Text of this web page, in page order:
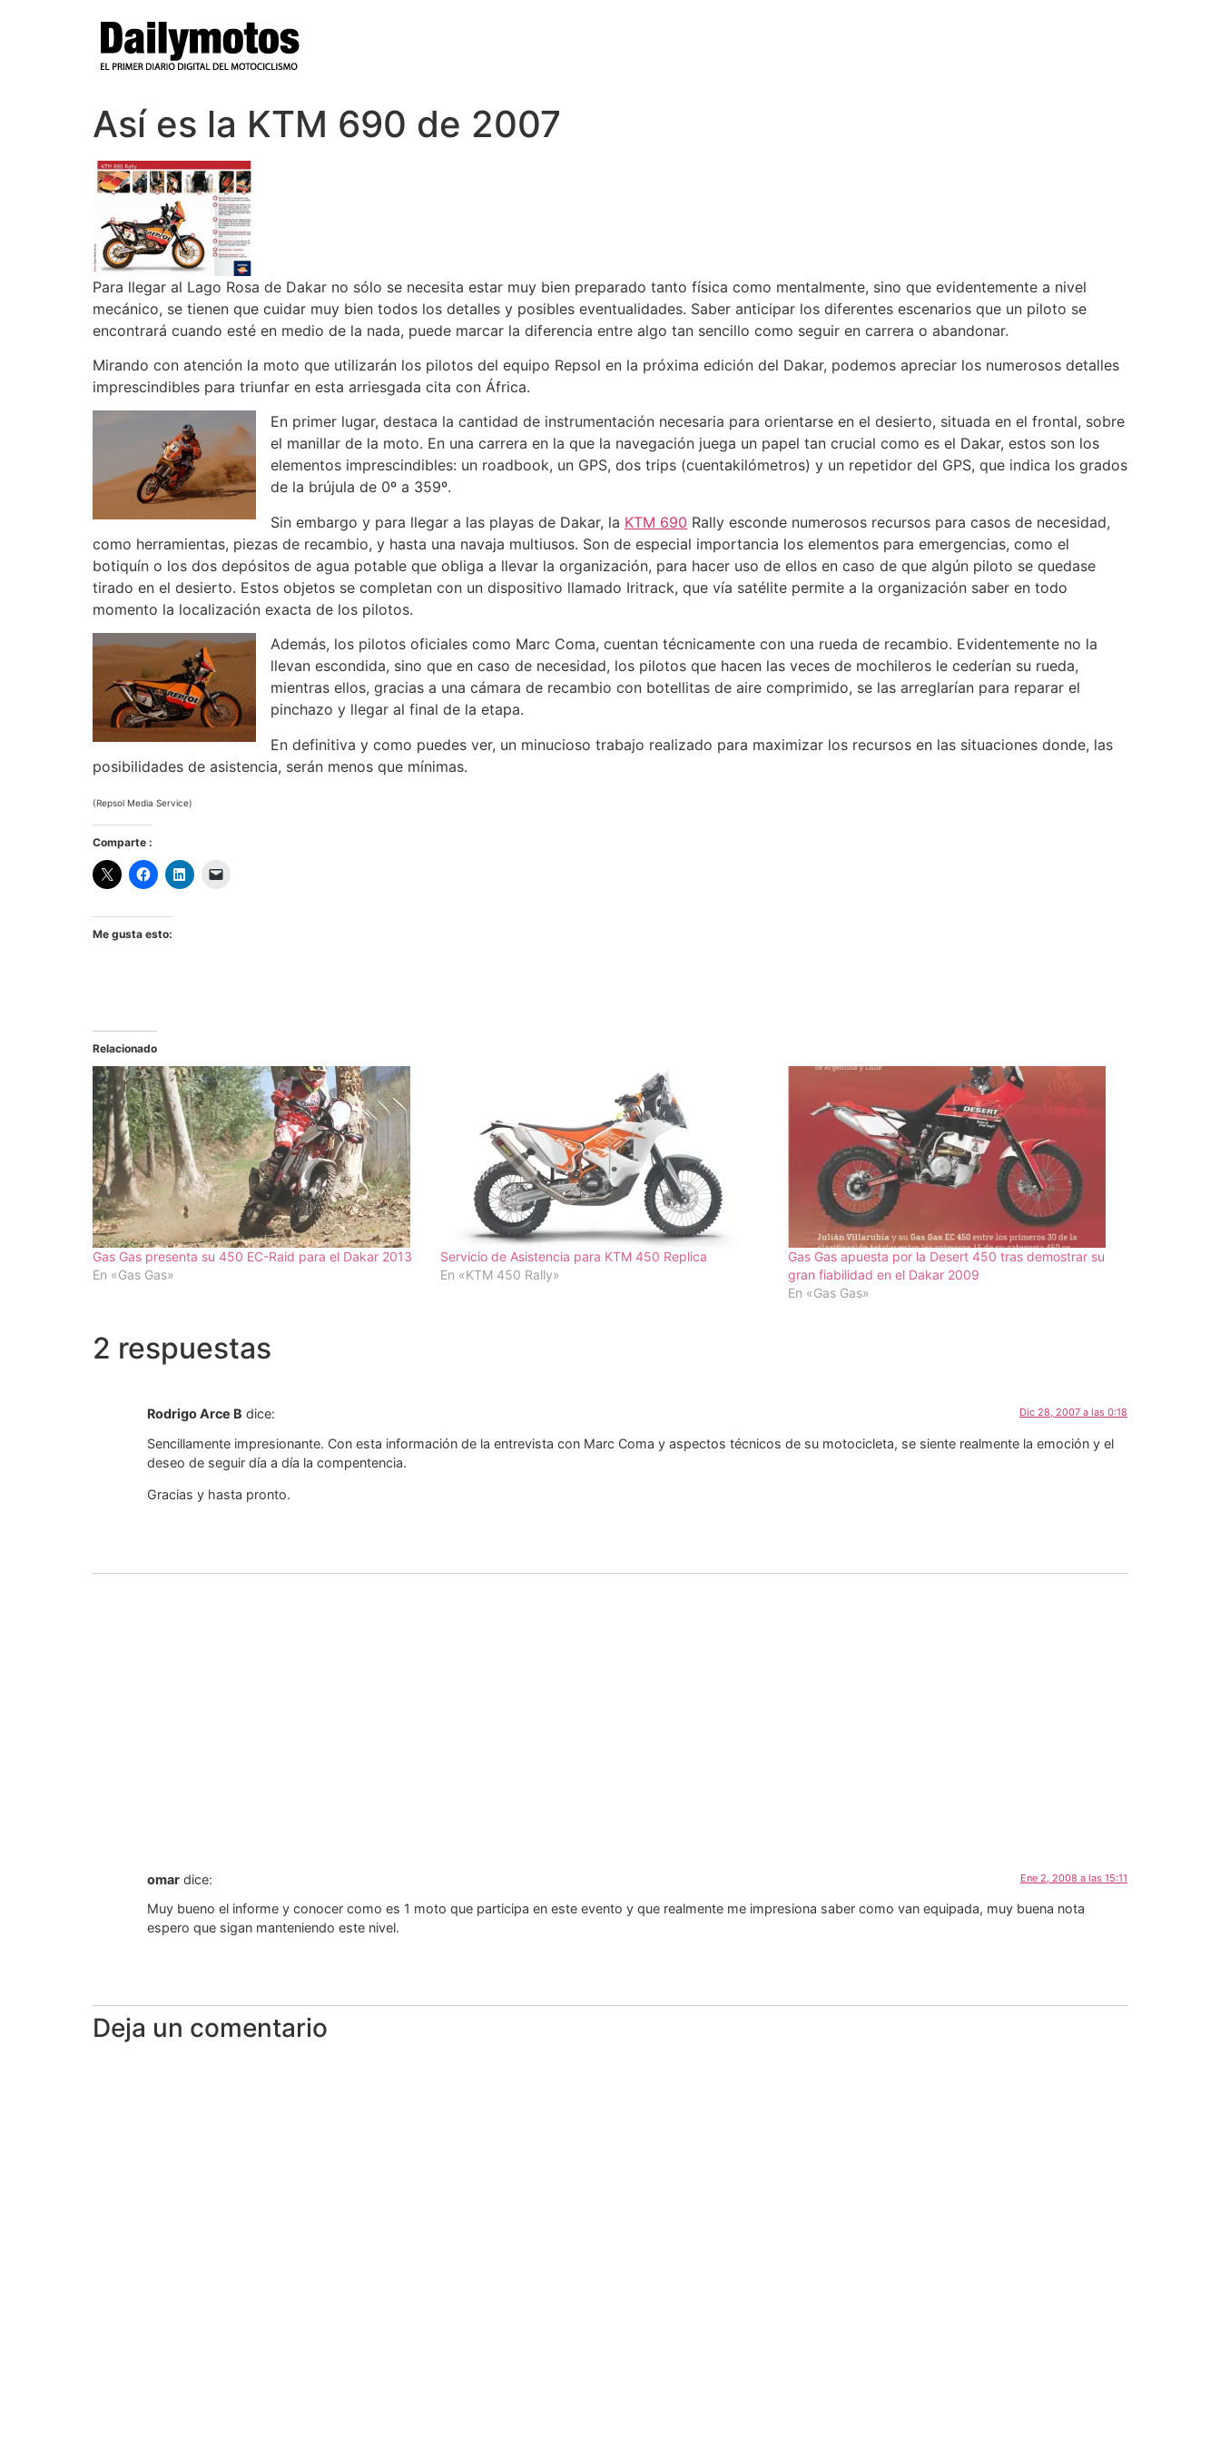
Así es la KTM 690 de 2007
Para llegar al Lago Rosa de Dakar no sólo se necesita estar muy bien preparado tanto física como mentalmente, sino que evidentemente a nivel
mecánico, se tienen que cuidar muy bien todos los detalles y posibles eventualidades. Saber anticipar los diferentes escenarios que un piloto se
encontrará cuando esté en medio de la nada, puede marcar la diferencia entre algo tan sencillo como seguir en carrera o abandonar.
Mirando con atención la moto que utilizarán los pilotos del equipo Repsol en la próxima edición del Dakar, podemos apreciar los numerosos detalles
imprescindibles para triunfar en esta arriesgada cita con África.
En primer lugar, destaca la cantidad de instrumentación necesaria para orientarse en el desierto, situada en el frontal, sobre
el manillar de la moto. En una carrera en la que la navegación juega un papel tan crucial como es el Dakar, estos son los
elementos imprescindibles: un roadbook, un GPS, dos trips (cuentakilómetros) y un repetidor del GPS, que indica los grados
de la brújula de 0º a 359º.
Sin embargo y para llegar a las playas de Dakar, la KTM 690 Rally esconde numerosos recursos para casos de necesidad,
como herramientas, piezas de recambio, y hasta una navaja multiusos. Son de especial importancia los elementos para emergencias, como el
botiquín o los dos depósitos de agua potable que obliga a llevar la organización, para hacer uso de ellos en caso de que algún piloto se quedase
tirado en el desierto. Estos objetos se completan con un dispositivo llamado Iritrack, que vía satélite permite a la organización saber en todo
momento la localización exacta de los pilotos.
Además, los pilotos oficiales como Marc Coma, cuentan técnicamente con una rueda de recambio. Evidentemente no la
llevan escondida, sino que en caso de necesidad, los pilotos que hacen las veces de mochileros le cederían su rueda,
mientras ellos, gracias a una cámara de recambio con botellitas de aire comprimido, se las arreglarían para reparar el
pinchazo y llegar al final de la etapa.
En definitiva y como puedes ver, un minucioso trabajo realizado para maximizar los recursos en las situaciones donde, las
posibilidades de asistencia, serán menos que mínimas.
(Repsol Media Service)
Comparte :
Me gusta esto:
Relacionado
Gas Gas presenta su 450 EC-Raid para el Dakar 2013
En «Gas Gas»
Servicio de Asistencia para KTM 450 Replica
En «KTM 450 Rally»
Gas Gas apuesta por la Desert 450 tras demostrar su
gran fiabilidad en el Dakar 2009
En «Gas Gas»
2 respuestas
Rodrigo Arce B dice: Dic 28, 2007 a las 0:18
Sencillamente impresionante. Con esta información de la entrevista con Marc Coma y aspectos técnicos de su motocicleta, se siente realmente la emoción y el
deseo de seguir día a día la compentencia.
Gracias y hasta pronto.
omar dice: Ene 2, 2008 a las 15:11
Muy bueno el informe y conocer como es 1 moto que participa en este evento y que realmente me impresiona saber como van equipada, muy buena nota
espero que sigan manteniendo este nivel.
Deja un comentario